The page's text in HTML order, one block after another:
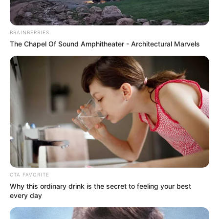
A mezőhegyesi Nemzeti Ménesbirtok évek óta
kiemelt szereplője az állami agrárpolitikának. Nem
egyszerű gazdasági társaságként tekintenek rá,
hanem stratégiai agrárvagyonként, történelmi és
szakmai jelentőségű birtokként.
BRAINBERRIES
The Chapel Of Sound Amphitheater - Architectural Marvels
CTA FAVORITE
Why this ordinary drink is the secret to feeling your best
every day